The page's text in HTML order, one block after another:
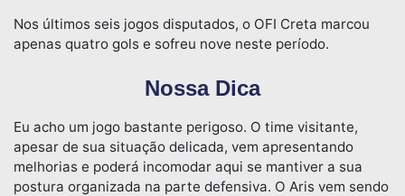
Nos últimos seis jogos disputados, o OFI Creta marcou
apenas quatro gols e sofreu nove neste período.
Nossa Dica
Eu acho um jogo bastante perigoso. O time visitante,
apesar de sua situação delicada, vem apresentando
melhorias e poderá incomodar aqui se mantiver a sua
postura organizada na parte defensiva. O Aris vem sendo